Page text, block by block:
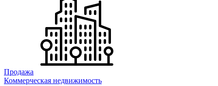
Продажа
Коммерческая недвижимость